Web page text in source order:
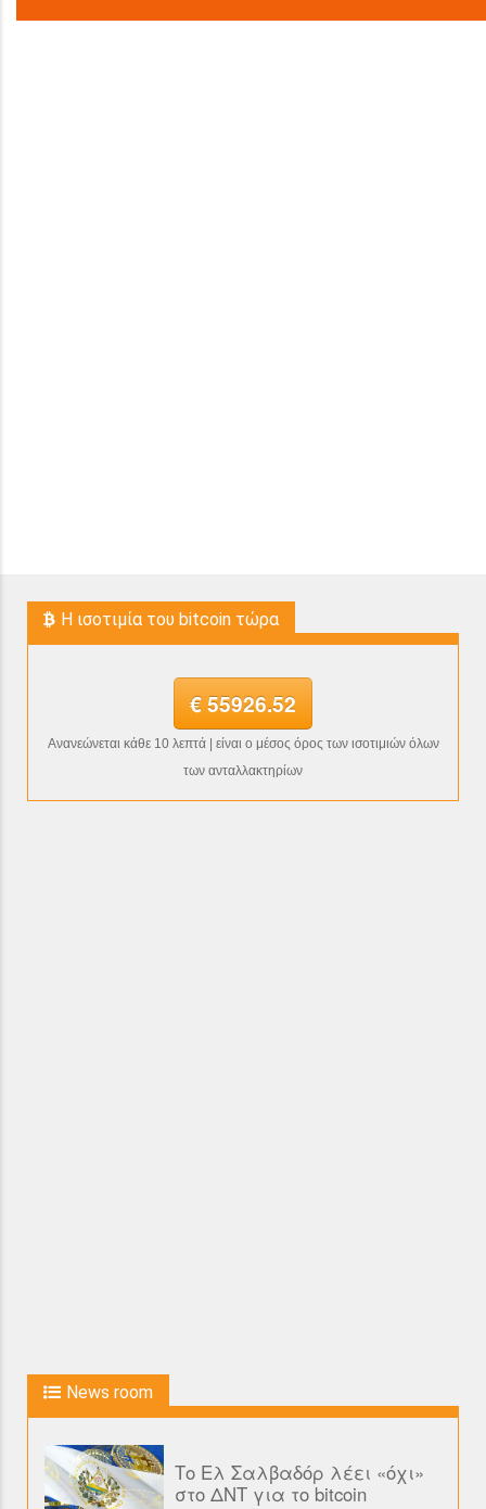
H ισοτιμία του bitcoin τώρα
€ 55926.52
Ανανεώνεται κάθε 10 λεπτά | είναι ο μέσος όρος των ισοτιμιών όλων
των ανταλλακτηρίων
News room
Το Ελ Σαλβαδόρ λέει «όχι»
στο ΔΝΤ για το bitcoin